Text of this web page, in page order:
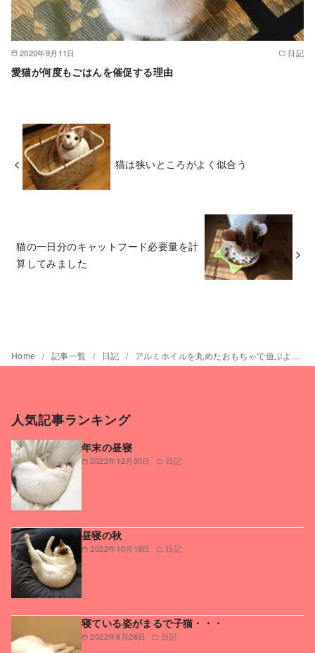
2020年9月11日 日記
愛猫が何度もごはんを催促する理由
猫は狭いところがよく似合う
猫の一日分のキャットフード必要量を計
算してみました
Home 記事一覧 日記 アルミホイルを丸めたおもちゃで遊ぶよろちゃん
人気記事ランキング
2022年12月30日 日記
年末の昼寝
2022年10月18日 日記
昼寝の秋
2022年8月26日 日記
寝ている姿がまるで子猫・・・